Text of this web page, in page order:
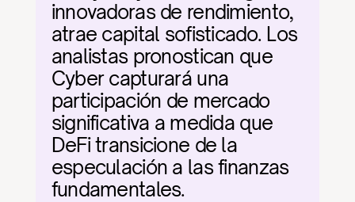
innovadoras de rendimiento,
atrae capital sofisticado. Los
analistas pronostican que
Cyber capturará una
participación de mercado
significativa a medida que
DeFi transicione de la
especulación a las finanzas
fundamentales.